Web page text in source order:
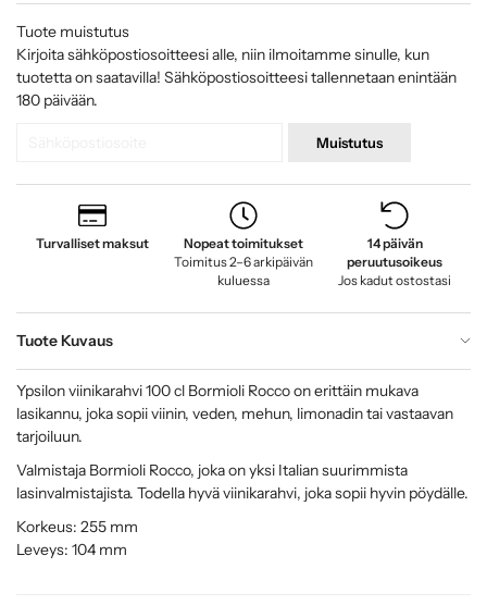
Tuote muistutus
Kirjoita sähköpostiosoitteesi alle, niin ilmoitamme sinulle, kun
tuotetta on saatavilla! Sähköpostiosoitteesi tallennetaan enintään
180 päivään.
Muistutus
Turvalliset maksut
Nopeat toimitukset
Toimitus 2–6 arkipäivän
kuluessa
14 päivän
peruutusoikeus
Jos kadut ostostasi
Tuote Kuvaus
Ypsilon viinikarahvi 100 cl Bormioli Rocco on erittäin mukava
lasikannu, joka sopii viinin, veden, mehun, limonadin tai vastaavan
tarjoiluun.
Valmistaja Bormioli Rocco, joka on yksi Italian suurimmista
lasinvalmistajista. Todella hyvä viinikarahvi, joka sopii hyvin pöydälle.
Korkeus: 255 mm
Leveys: 104 mm